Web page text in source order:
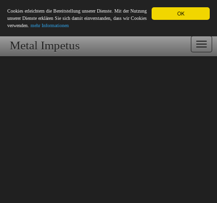
OK
Cookies erleichtern die Bereitstellung unserer Dienste. Mit der Nutzung
unserer Dienste erklären Sie sich damit einverstanden, dass wir Cookies
verwenden. mehr Informationen
Metal Impetus